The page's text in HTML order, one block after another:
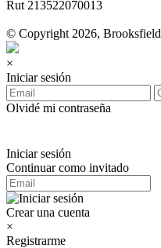
Rut 213522070013
© Copyright 2026, Brooksfield
×
Iniciar sesión
Olvidé mi contraseña
Iniciar sesión
Continuar como invitado
Crear una cuenta
×
Registrarme